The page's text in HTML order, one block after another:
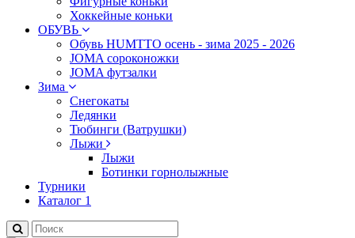
Хоккейные коньки
ОБУВЬ
Обувь HUMTTO осень - зима 2025 - 2026
JOMA сороконожки
JOMA футзалки
Зима
Снегокаты
Ледянки
Тюбинги (Ватрушки)
Лыжи
Лыжи
Ботинки горнолыжные
Турники
Каталог 1